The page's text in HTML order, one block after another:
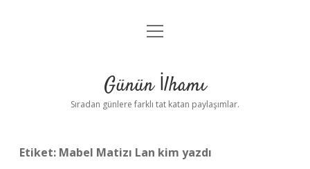
Anasayfa
Yasal Uyarı
menüyü
Günün İlhamı
Sıradan günlere farklı tat katan paylaşımlar.
Etiket: Mabel Matizı Lan kim yazdı